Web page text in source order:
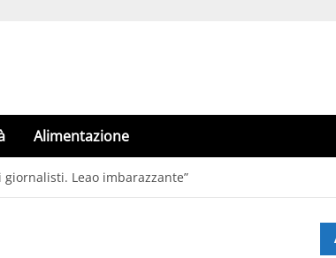
Alimentazione
Leao imbarazzante”